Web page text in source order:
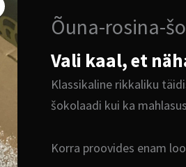
Õuna-rosina-
Vali kaal, et
Klassikaline rikkaliku
šokolaadi kui ka
Korra proovides enam
šokolaadi
kringel